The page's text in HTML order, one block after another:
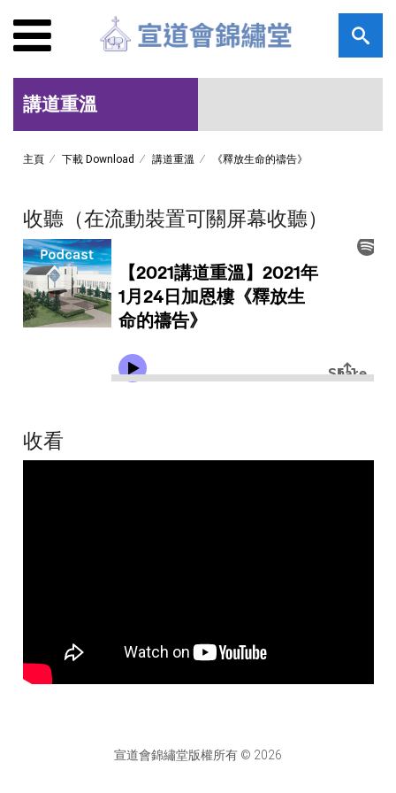
講道重溫
主頁 下載 Download 講道重溫 《釋放生命的禱告》
收聽（在流動裝置可關屏幕收聽）
收看
宣道會錦繡堂版權所有 © 2026